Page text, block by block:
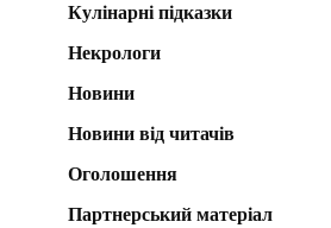
Кулінарні підказки
Некрологи
Новини
Новини від читачів
Оголошення
Партнерський матеріал